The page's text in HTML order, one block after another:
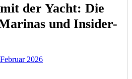
der Yacht: Die
und Insider-
2026